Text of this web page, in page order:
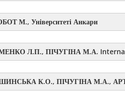
М., Університеті Анкари
Л.П., ПІЧУГІНА М.А.
К.О., ПІЧУГІНА М.А.,